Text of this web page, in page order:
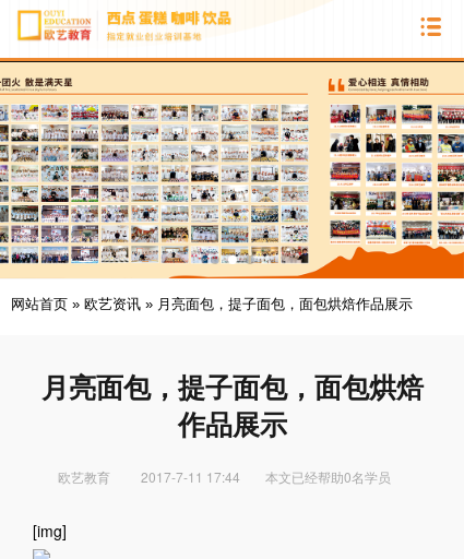
网站首页 » 欧艺资讯 » 月亮面包，提子面包，面包烘焙作品展示
月亮面包，提子面包，面包烘焙
作品展示
欧艺教育 2017-7-11 17:44 本文已经帮助0名学员
[img]